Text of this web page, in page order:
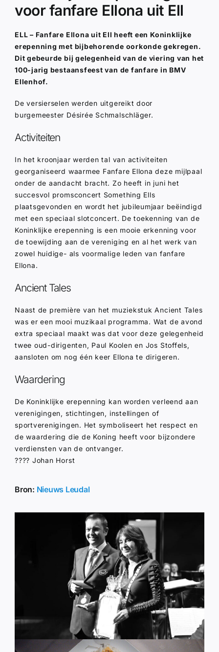
voor fanfare Ellona uit Ell
ELL – Fanfare Ellona uit Ell heeft een Koninklijke
erepenning met bijbehorende oorkonde gekregen.
Dit gebeurde bij gelegenheid van de viering van het
100-jarig bestaansfeest van de fanfare in BMV
Ellenhof.
De versierselen werden uitgereikt door
burgemeester Désirée Schmalschläger.
Activiteiten
In het kroonjaar werden tal van activiteiten
georganiseerd waarmee Fanfare Ellona deze mijlpaal
onder de aandacht bracht. Zo heeft in juni het
succesvol promsconcert Something Ells
plaatsgevonden en wordt het jubileumjaar beëindigd
met een speciaal slotconcert. De toekenning van de
Koninklijke erepenning is een mooie erkenning voor
de toewijding aan de vereniging en al het werk van
zowel huidige- als voormalige leden van fanfare
Ellona.
Ancient Tales
Naast de première van het muziekstuk Ancient Tales
was er een mooi muzikaal programma. Wat de avond
extra speciaal maakt was dat voor deze gelegenheid
twee oud-dirigenten, Paul Koolen en Jos Stoffels,
aansloten om nog één keer Ellona te dirigeren.
Waardering
De Koninklijke erepenning kan worden verleend aan
verenigingen, stichtingen, instellingen of
sportverenigingen. Het symboliseert het respect en
de waardering die de Koning heeft voor bijzondere
verdiensten van de ontvanger.
???? Johan Horst
Bron: Nieuws Leudal